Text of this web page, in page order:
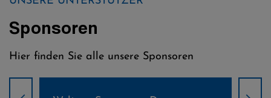
Sponsoren
Hier finden Sie alle unsere Sponsoren